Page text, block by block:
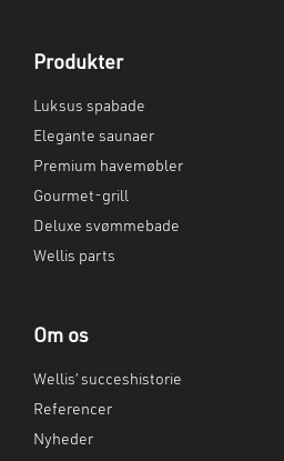
Produkter
Luksus spabade
Elegante saunaer
Premium havemøbler
Gourmet-grill
Deluxe svømmebade
Wellis parts
Om os
Wellis’ succeshistorie
Referencer
Nyheder